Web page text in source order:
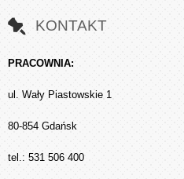
KONTAKT
PRACOWNIA:
ul. Wały Piastowskie 1
80-854 Gdańsk
tel.: 531 506 400